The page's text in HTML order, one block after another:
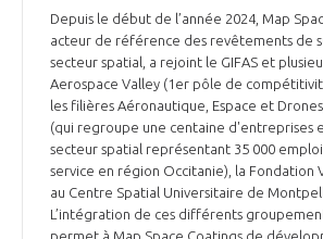
Depuis le début de l’année 2024, Map
acteur de référence des revêtements de
secteur spatial, a rejoint le GIFAS et
Aerospace Valley (1er pôle de
les filières Aéronautique, Espace et
(qui regroupe une centaine d'entreprises
secteur spatial représentant 35 000
service en région Occitanie), la Fondation
au Centre Spatial Universitaire de
L’intégration de ces différents
permet à Map Space Coatings de